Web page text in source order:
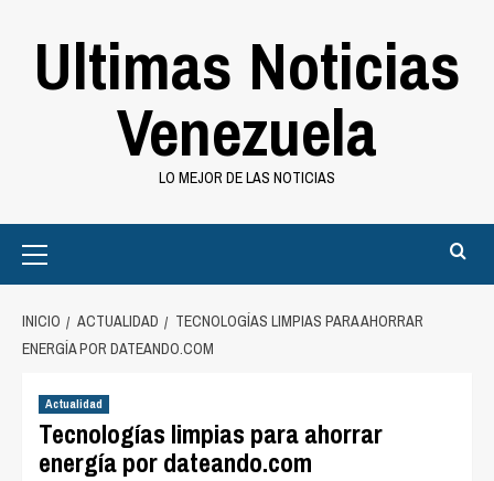
Ultimas Noticias
Venezuela
LO MEJOR DE LAS NOTICIAS
Menu
INICIO ACTUALIDAD
TECNOLOGÍAS LIMPIAS PARA AHORRAR
ENERGÍA POR DATEANDO.COM
Actualidad
Tecnologías limpias para ahorrar
energía por dateando.com